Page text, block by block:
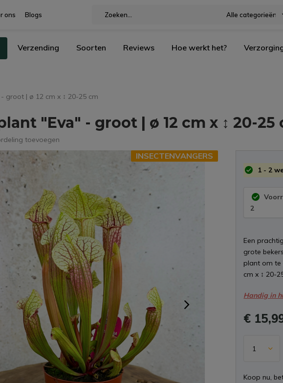
ons Blogs Alle categorieën
Verzending Soorten Reviews Hoe werkt het?
groot | ø 12 cm x ↕ 20-25 cm
"Eva" - groot | ø 12 cm x ↕ 20-25
toevoegen
INSECTENVANGERS
1 - 2
2
Een
grote
plant om te
cm x ↕ 20-
Handig in
€
Koop nu,